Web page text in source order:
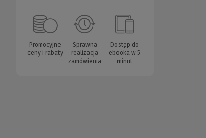
Promocyjne
ceny i rabaty
Sprawna
realizacja
zamówienia
Dostęp do
ebooka w 5
minut